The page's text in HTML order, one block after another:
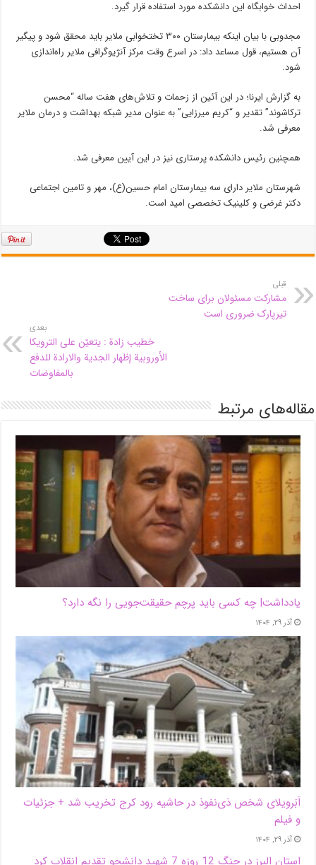
احداث خوابگاه این دانشکده مورد استفاده قرار گیرد.
مجدوبی با بیان اینکه بیمارستان ۳۰۰ تختخوابی ملایر باید محقق شود و پیگیر
آن هستیم، قول مساعد داد: در اسرع وقت مرکز آنژیوگرافی ملایر راه‌اندازی
شود.
به گزارش ایرنا؛ در این آئین از زحمات و تلاش‌های هفت ساله “محسن
ترکاشوند” تقدیر و “کریم میرزایی” به عنوان مدیر شبکه بهداشت و درمان ملایر
معرفی شد.
همچنین رئیس دانشکده پرستاری نیز در این آیین معرفی شد.
شهرستان ملایر دارای سه بیمارستان امام حسین(ع)، مهر و تامین اجتماعی
دکتر غرضی و کلینیک تخصصی امید است.
قبلی
مشارکت مسئولان برای ساخت
تیرپارک ضروری است
بعدی
خطيب زادة : يتعيّن على الترويكا
الأوروبية إظهار الجدية والارادة للدفع
بالمفاوضات
مقاله‌های مرتبط
یادداشت| ‌چه کسی باید پرچم حقیقت‌جویی را نگه دارد؟
آذر ۲۹, ۱۴۰۴
اَبَر‌ویلای شخص ذی‌نفوذ در حاشیه‌ رود کرج تخریب شد + جزئیات
و فیلم
آذر ۲۹, ۱۴۰۴